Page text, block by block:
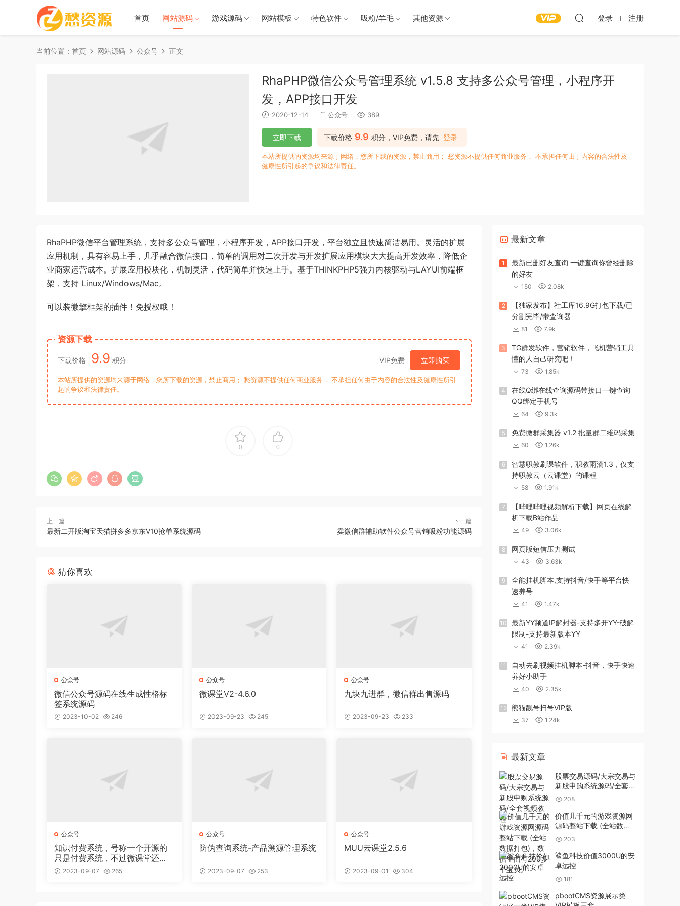
首页 网站源码 游戏源码 网站模板 特色软件 吸粉/羊毛 其他资源 登录 注册
当前位置： 首页 网站源码 公众号 正文
RhaPHP微信公众号管理系统 v1.5.8 支持多公众号管理，小程序开
发，APP接口开发
2020-12-14 公众号 389
下载价格 9.9 积分，VIP免费，请先 登录
立即下载
本站所提供的资源均来源于网络，您所下载的资源，禁止商用； 愁资源不提供任何商业服务， 不承担任何由于内容的合法性及
健康性所引起的争议和法律责任。
RhaPHP微信平台管理系统，支持多公众号管理，小程序开发，APP接口开发，平台独立且快速简洁易用。灵活的扩展
应用机制，具有容易上手，几乎融合微信接口，简单的调用对二次开发与开发扩展应用模块大大提高开发效率，降低企
业商家运营成本。扩展应用模块化，机制灵活，代码简单并快速上手。基于THINKPHP5强力内核驱动与LAYUI前端框
架，支持 Linux/Windows/Mac。
可以装微擎框架的插件！免授权哦！
资源下载
下载价格 9.9 积分 VIP免费 立即购买
本站所提供的资源均来源于网络，您所下载的资源，禁止商用； 愁资源不提供任何商业服务， 不承担任何由于内容的合法性及健康性所引
起的争议和法律责任。
0 0
上一篇
最新二开版淘宝天猫拼多多京东V10抢单系统源码
下一篇
卖微信群辅助软件公众号营销吸粉功能源码
猜你喜欢
公众号
微信公众号源码在线生成性格标
签系统源码
2023-10-02 246
公众号
微课堂V2-4.6.0
2023-09-23 245
公众号
九块九进群，微信群出售源码
2023-09-23 233
公众号
知识付费系统，号称一个开源的
只是付费系统，不过微课堂还是
比较不错的！
2023-09-07 265
公众号
防伪查询系统-产品溯源管理系统
2023-09-07 253
公众号
MUU云课堂2.5.6
2023-09-01 304
最新文章
1
最新已删好友查询 一键查询你曾经删除
的好友
150 2.08k
2
【独家发布】社工库16.9G打包下载/已
分割完毕/带查询器
81 7.9k
3
TG群发软件，营销软件，飞机营销工具
懂的人自己研究吧！
73 1.85k
4
在线Q绑在线查询源码带接口一键查询
QQ绑定手机号
64 9.3k
5 免费微群采集器 v1.2 批量群二维码采集
60 1.26k
6
智慧职教刷课软件，职教雨滴1.3，仅支
持职教云（云课堂）的课程
58 1.91k
7
【哔哩哔哩视频解析下载】网页在线解
析下载B站作品
49 3.06k
8 网页版短信压力测试
43 3.63k
9
全能挂机脚本,支持抖音/快手等平台快
速养号
41 1.47k
10
最新YY频道IP解封器-支持多开YY-破解
限制-支持最新版本YY
41 2.39k
11
自动去刷视频挂机脚本-抖音，快手快速
养好小助手
40 2.35k
12 熊猫靓号扫号VIP版
37 1.24k
最新文章
股票交易源码/大宗交易与
新股申购系统源码/全套视
频教程
208
价值几千元的游戏资源网
源码整站下载 (全站数据
打包)，数据里面有200多
个宝贝。
203
鲨鱼科技价值3000U的安
卓远控
181
pbootCMS资源展示类